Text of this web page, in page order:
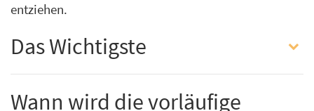
entziehen.
Das Wichtigste
Wann wird die vorläufige